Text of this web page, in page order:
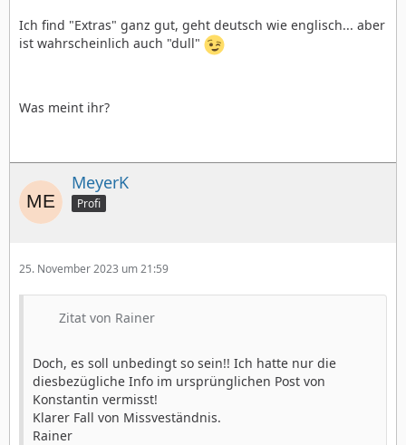
Ich find "Extras" ganz gut, geht deutsch wie englisch... aber
ist wahrscheinlich auch "dull"
Was meint ihr?
MeyerK
Profi
25. November 2023 um 21:59
Zitat von Rainer
Doch, es soll unbedingt so sein!! Ich hatte nur die
diesbezügliche Info im ursprünglichen Post von
Konstantin vermisst!
Klarer Fall von Missveständnis.
Rainer